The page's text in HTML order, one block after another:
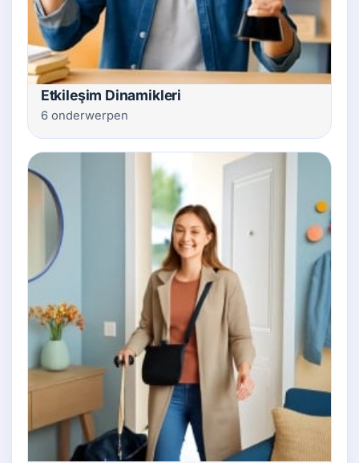
Etkileşim Dinamikleri
6 onderwerpen